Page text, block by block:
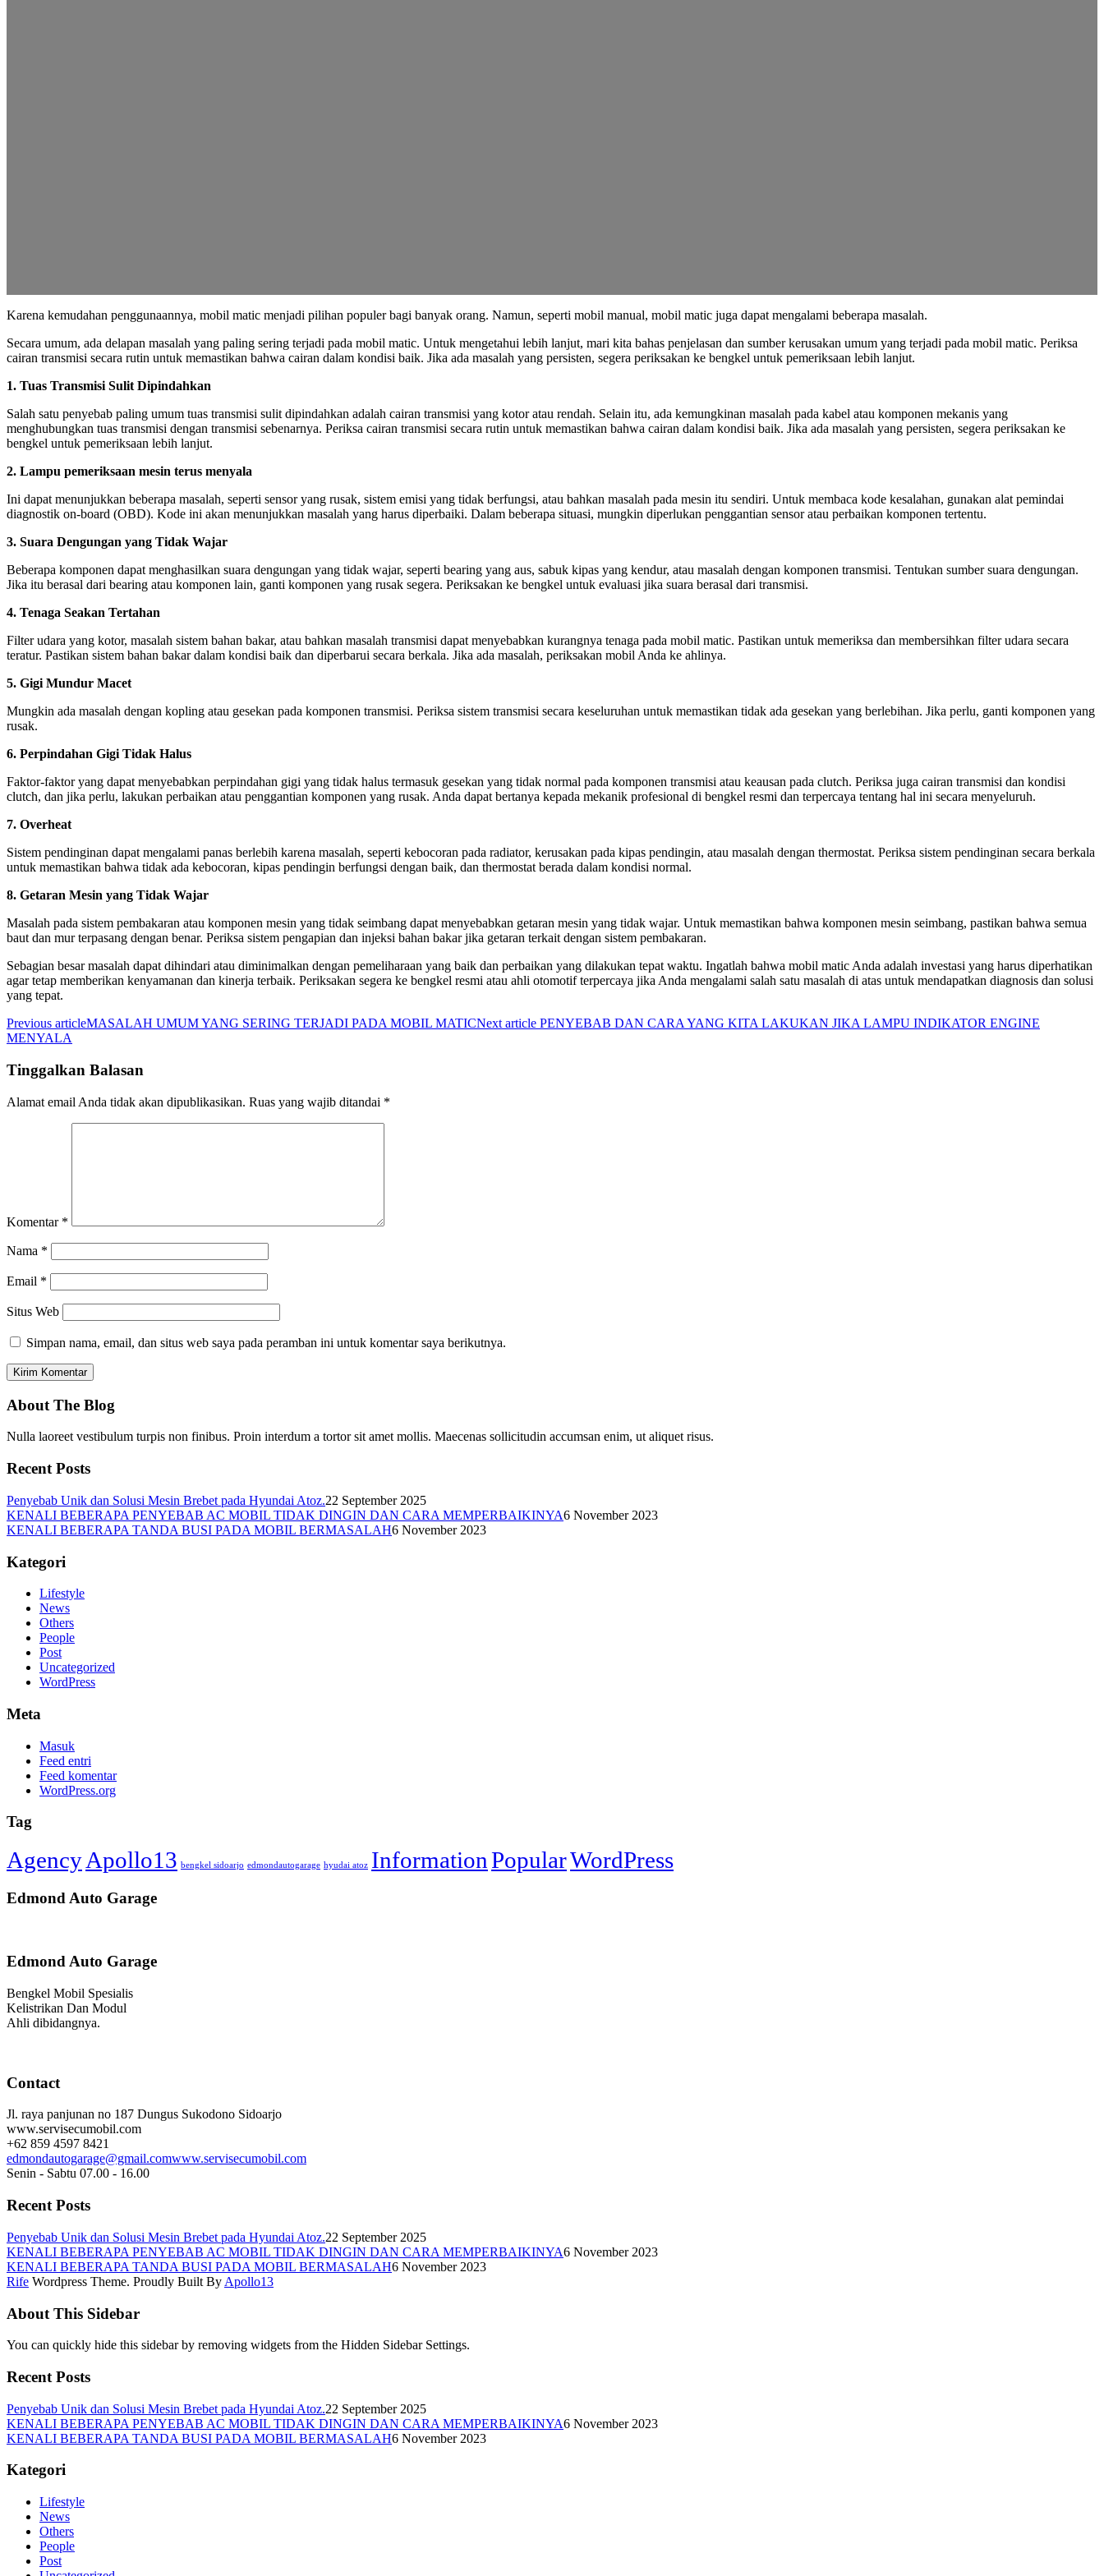
Karena kemudahan penggunaannya, mobil matic menjadi pilihan populer bagi banyak orang. Namun, seperti mobil manual, mobil matic juga dapat mengalami beberapa masalah.
Secara umum, ada delapan masalah yang paling sering terjadi pada mobil matic. Untuk mengetahui lebih lanjut, mari kita bahas penjelasan dan sumber kerusakan umum yang terjadi pada mobil matic. Periksa
cairan transmisi secara rutin untuk memastikan bahwa cairan dalam kondisi baik. Jika ada masalah yang persisten, segera periksakan ke bengkel untuk pemeriksaan lebih lanjut.
1. Tuas Transmisi Sulit Dipindahkan
Salah satu penyebab paling umum tuas transmisi sulit dipindahkan adalah cairan transmisi yang kotor atau rendah. Selain itu, ada kemungkinan masalah pada kabel atau komponen mekanis yang
menghubungkan tuas transmisi dengan transmisi sebenarnya. Periksa cairan transmisi secara rutin untuk memastikan bahwa cairan dalam kondisi baik. Jika ada masalah yang persisten, segera periksakan ke
bengkel untuk pemeriksaan lebih lanjut.
2. Lampu pemeriksaan mesin terus menyala
Ini dapat menunjukkan beberapa masalah, seperti sensor yang rusak, sistem emisi yang tidak berfungsi, atau bahkan masalah pada mesin itu sendiri. Untuk membaca kode kesalahan, gunakan alat pemindai
diagnostik on-board (OBD). Kode ini akan menunjukkan masalah yang harus diperbaiki. Dalam beberapa situasi, mungkin diperlukan penggantian sensor atau perbaikan komponen tertentu.
3. Suara Dengungan yang Tidak Wajar
Beberapa komponen dapat menghasilkan suara dengungan yang tidak wajar, seperti bearing yang aus, sabuk kipas yang kendur, atau masalah dengan komponen transmisi. Tentukan sumber suara dengungan.
Jika itu berasal dari bearing atau komponen lain, ganti komponen yang rusak segera. Periksakan ke bengkel untuk evaluasi jika suara berasal dari transmisi.
4. Tenaga Seakan Tertahan
Filter udara yang kotor, masalah sistem bahan bakar, atau bahkan masalah transmisi dapat menyebabkan kurangnya tenaga pada mobil matic. Pastikan untuk memeriksa dan membersihkan filter udara secara
teratur. Pastikan sistem bahan bakar dalam kondisi baik dan diperbarui secara berkala. Jika ada masalah, periksakan mobil Anda ke ahlinya.
5. Gigi Mundur Macet
Mungkin ada masalah dengan kopling atau gesekan pada komponen transmisi. Periksa sistem transmisi secara keseluruhan untuk memastikan tidak ada gesekan yang berlebihan. Jika perlu, ganti komponen yang
rusak.
6. Perpindahan Gigi Tidak Halus
Faktor-faktor yang dapat menyebabkan perpindahan gigi yang tidak halus termasuk gesekan yang tidak normal pada komponen transmisi atau keausan pada clutch. Periksa juga cairan transmisi dan kondisi
clutch, dan jika perlu, lakukan perbaikan atau penggantian komponen yang rusak. Anda dapat bertanya kepada mekanik profesional di bengkel resmi dan terpercaya tentang hal ini secara menyeluruh.
7. Overheat
Sistem pendinginan dapat mengalami panas berlebih karena masalah, seperti kebocoran pada radiator, kerusakan pada kipas pendingin, atau masalah dengan thermostat. Periksa sistem pendinginan secara berkala
untuk memastikan bahwa tidak ada kebocoran, kipas pendingin berfungsi dengan baik, dan thermostat berada dalam kondisi normal.
8. Getaran Mesin yang Tidak Wajar
Masalah pada sistem pembakaran atau komponen mesin yang tidak seimbang dapat menyebabkan getaran mesin yang tidak wajar. Untuk memastikan bahwa komponen mesin seimbang, pastikan bahwa semua
baut dan mur terpasang dengan benar. Periksa sistem pengapian dan injeksi bahan bakar jika getaran terkait dengan sistem pembakaran.
Sebagian besar masalah dapat dihindari atau diminimalkan dengan pemeliharaan yang baik dan perbaikan yang dilakukan tepat waktu. Ingatlah bahwa mobil matic Anda adalah investasi yang harus diperhatikan
agar tetap memberikan kenyamanan dan kinerja terbaik. Periksakan segera ke bengkel resmi atau ahli otomotif terpercaya jika Anda mengalami salah satu masalah di atas untuk mendapatkan diagnosis dan solusi
yang tepat.
Previous articleMASALAH UMUM YANG SERING TERJADI PADA MOBIL MATICNext article PENYEBAB DAN CARA YANG KITA LAKUKAN JIKA LAMPU INDIKATOR ENGINE
MENYALA
Tinggalkan Balasan
Alamat email Anda tidak akan dipublikasikan. Ruas yang wajib ditandai *
Komentar *
Nama *
Email *
Situs Web
Simpan nama, email, dan situs web saya pada peramban ini untuk komentar saya berikutnya.
About The Blog
Nulla laoreet vestibulum turpis non finibus. Proin interdum a tortor sit amet mollis. Maecenas sollicitudin accumsan enim, ut aliquet risus.
Recent Posts
Penyebab Unik dan Solusi Mesin Brebet pada Hyundai Atoz.22 September 2025
KENALI BEBERAPA PENYEBAB AC MOBIL TIDAK DINGIN DAN CARA MEMPERBAIKINYA6 November 2023
KENALI BEBERAPA TANDA BUSI PADA MOBIL BERMASALAH6 November 2023
Kategori
Lifestyle
News
Others
People
Post
Uncategorized
WordPress
Meta
Masuk
Feed entri
Feed komentar
WordPress.org
Tag
AgencyApollo13 bengkel sidoarjo edmondautogarage hyudai atoz InformationPopularWordPress
Edmond Auto Garage
Edmond Auto Garage
Bengkel Mobil Spesialis
Kelistrikan Dan Modul
Ahli dibidangnya.
Contact
Jl. raya panjunan no 187 Dungus Sukodono Sidoarjo
www.servisecumobil.com
+62 859 4597 8421
edmondautogarage@gmail.comwww.servisecumobil.com
Senin - Sabtu 07.00 - 16.00
Recent Posts
Penyebab Unik dan Solusi Mesin Brebet pada Hyundai Atoz.22 September 2025
KENALI BEBERAPA PENYEBAB AC MOBIL TIDAK DINGIN DAN CARA MEMPERBAIKINYA6 November 2023
KENALI BEBERAPA TANDA BUSI PADA MOBIL BERMASALAH6 November 2023
Rife Wordpress Theme. Proudly Built By Apollo13
About This Sidebar
You can quickly hide this sidebar by removing widgets from the Hidden Sidebar Settings.
Recent Posts
Penyebab Unik dan Solusi Mesin Brebet pada Hyundai Atoz.22 September 2025
KENALI BEBERAPA PENYEBAB AC MOBIL TIDAK DINGIN DAN CARA MEMPERBAIKINYA6 November 2023
KENALI BEBERAPA TANDA BUSI PADA MOBIL BERMASALAH6 November 2023
Kategori
Lifestyle
News
Others
People
Post